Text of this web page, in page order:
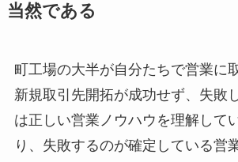
当然である
町工場の大半が自分たちで営業に
新規取引先開拓が成功せず、失敗
は正しい営業ノウハウを理解して
り、失敗するのが確定している営